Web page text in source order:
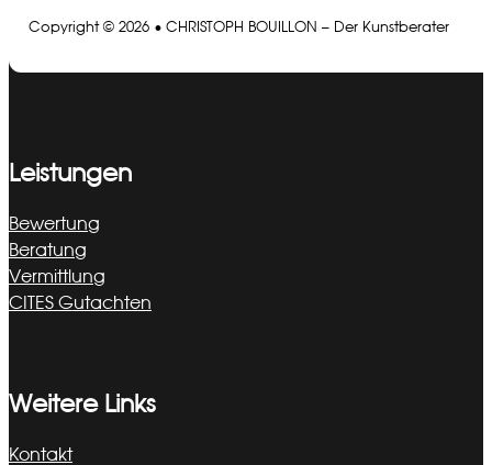
Copyright © 2026 • CHRISTOPH BOUILLON – Der Kunstberater
Leistungen
Bewertung
Beratung
Vermittlung
CITES Gutachten
Weitere Links
Kontakt